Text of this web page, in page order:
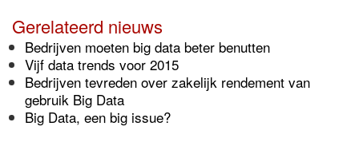
Gerelateerd nieuws
Bedrijven moeten big data beter benutten
Vijf data trends voor 2015
Bedrijven tevreden over zakelijk rendement van
gebruik Big Data
Big Data, een big issue?